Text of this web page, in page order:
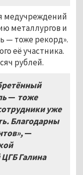
медучреждений
металлургов и
— тоже рекорд».
её участника.
рублей.
— тоже
уже
Благодарны
—
Галина